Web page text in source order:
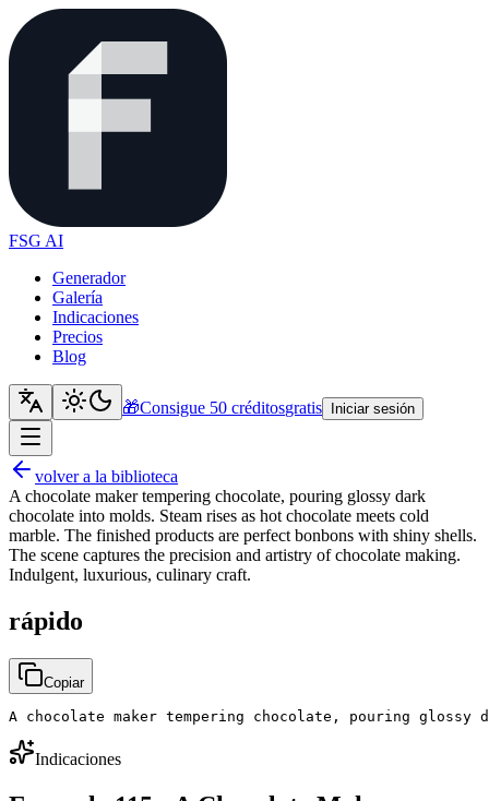
FSG AI
Generador
Galería
Indicaciones
Precios
Blog
🎁Consigue 50 créditosgratis Iniciar sesión
volver a la biblioteca
A chocolate maker tempering chocolate, pouring glossy dark
chocolate into molds. Steam rises as hot chocolate meets cold
marble. The finished products are perfect bonbons with shiny shells.
The scene captures the precision and artistry of chocolate making.
Indulgent, luxurious, culinary craft.
rápido
Copiar
A chocolate maker tempering chocolate, pouring
Indicaciones